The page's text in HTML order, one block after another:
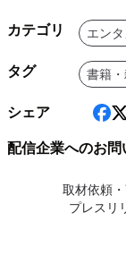
カテゴリ エン
タグ 書籍
シェア
配信企業へのお問
取材依頼
プレスリ